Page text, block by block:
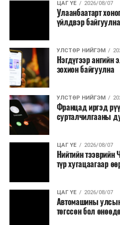
тавилга, автомашин
Батлан хамгаалах,
Хуулиар заавал
контент, хэвлэлийн
Заавал олгохоос
Санхүүгийн
арванхоёрдугаар сарын
эрүүл мэндийн салбар
хамрагдахгүй бөгөөд
эрт илрүүлэг,
өвчний эсрэг арга
үргэлжилнэ гэж Ерөнхий
Мөн бүх шатны төсвийн
салбар бүрдээ урсгал
ЦАГ ҮЕ 2026/08/07
Улаанбаатарт
үйлдвэр байгуулна
УЛСТӨР НИЙГЭМ
Нэгдүгээр ангийн
зохион байгуулна
УЛСТӨР НИЙГЭМ
Францад иргэд
сурталчилгааны
ЦАГ ҮЕ 2026/08/07
Нийтийн
түр хугацаагаар
ЦАГ ҮЕ 2026/08/07
Автомашины
төгссөн бол